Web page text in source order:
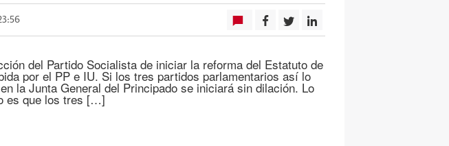
del Partido Socialista de iniciar la reforma del Estatuto de
por el PP e IU. Si los tres partidos parlamentarios así lo
la Junta General del Principado se iniciará sin dilación. Lo
es que los tres […]